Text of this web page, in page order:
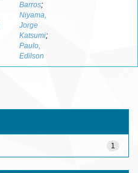
Barros;
Niyama,
Jorge
Katsumi;
Paulo,
Edilson
1